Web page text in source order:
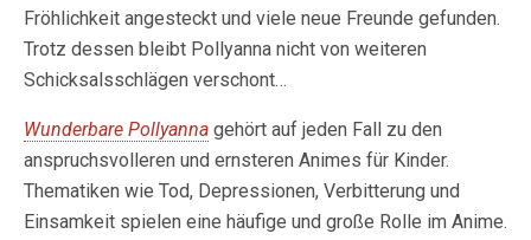
Fröhlichkeit angesteckt und viele neue Freunde gefunden.
Trotz dessen bleibt Pollyanna nicht von weiteren
Schicksalsschlägen verschont…
Wunderbare Pollyanna gehört auf jeden Fall zu den
anspruchsvolleren und ernsteren Animes für Kinder.
Thematiken wie Tod, Depressionen, Verbitterung und
Einsamkeit spielen eine häufige und große Rolle im Anime.